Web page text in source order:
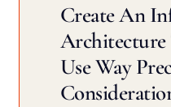
Create An
Architecture
Use Way